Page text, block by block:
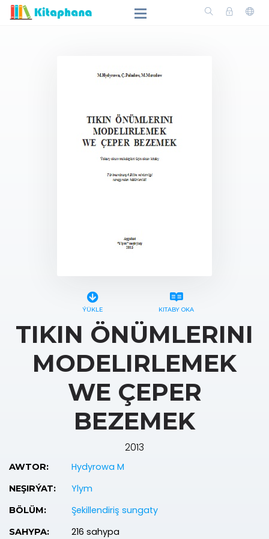
ÝÜKLE KITABY OKA
TIKIN ÖNÜMLERINI
MODELIRLEMEK
WE ÇEPER
BEZEMEK
2013
AWTOR: Hydyrowa M
NEŞIRÝAT: Ylym
BÖLÜM: Şekillendiriş sungaty
SAHYPA: 216 sahypa